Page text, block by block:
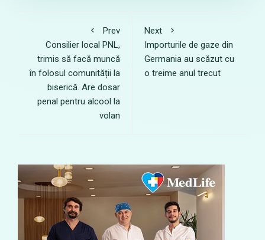
Prev
Consilier local PNL,
trimis să facă muncă
în folosul comunității la
biserică. Are dosar
penal pentru alcool la
volan
Next
Importurile de gaze din
Germania au scăzut cu
o treime anul trecut